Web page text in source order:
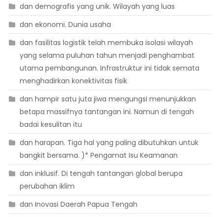
dan demografis yang unik. Wilayah yang luas
dan ekonomi. Dunia usaha
dan fasilitas logistik telah membuka isolasi wilayah
yang selama puluhan tahun menjadi penghambat
utama pembangunan. Infrastruktur ini tidak semata
menghadirkan konektivitas fisik
dan hampir satu juta jiwa mengungsi menunjukkan
betapa massifnya tantangan ini. Namun di tengah
badai kesulitan itu
dan harapan. Tiga hal yang paling dibutuhkan untuk
bangkit bersama. )* Pengamat Isu Keamanan
dan inklusif. Di tengah tantangan global berupa
perubahan iklim
dan Inovasi Daerah Papua Tengah